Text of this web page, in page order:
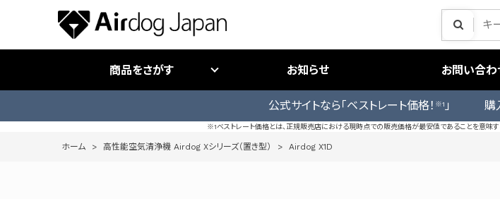
商品をさがす お知らせ お問い合わ
公式サイトなら「ベストレート価格！ ※1 」 購入
※1ベストレート価格とは、正規販売店における現時点での販売価格が最安値であることを意味
ホーム > 高性能空気清浄機 Airdog Xシリーズ（置き型） > Airdog X1D